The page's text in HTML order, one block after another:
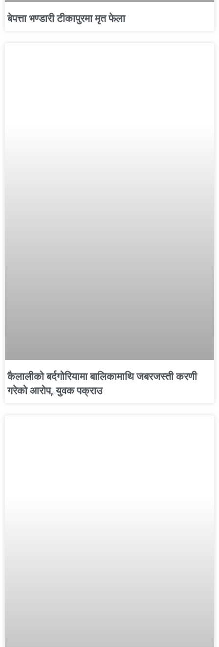
बेपत्ता भण्डारी टीकापुरमा मृत फेला
कैलालीको बर्दगोरियामा बालिकामाथि जबरजस्ती करणी
गरेको आरोप, युवक पक्राउ